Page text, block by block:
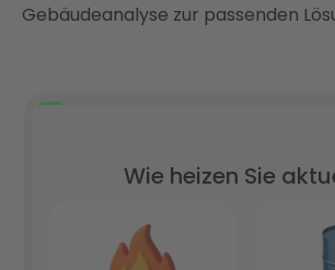
Gebäudeanalyse zur passenden